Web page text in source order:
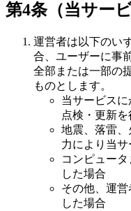
第4条（当サー
運営者は以下のい
合、ユーザーに事
全部または一部の
ものとします。
当サービス
点検・更新
地震、落雷
力により当
コンピュー
した場合
その他、運
した場合